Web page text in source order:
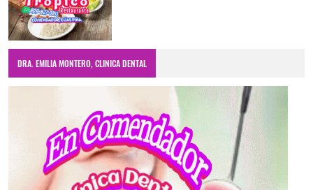
DRA. EMILIA MONTERO, CLINICA DENTAL